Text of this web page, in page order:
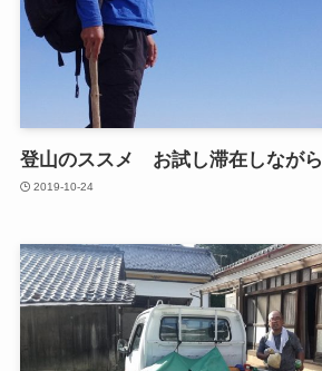
登山のススメ お試し滞在しながら
2019-10-24